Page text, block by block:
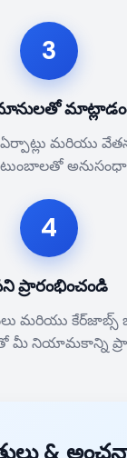
3
మరియు
4
ప్రారంభించండి
మరియు కేర్‌జాబ్స్
మీ నియామకాన్ని
&